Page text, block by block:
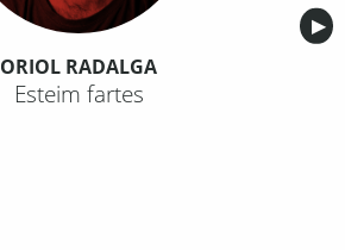
▶︎
ORIOL RADALGA
Esteim fartes